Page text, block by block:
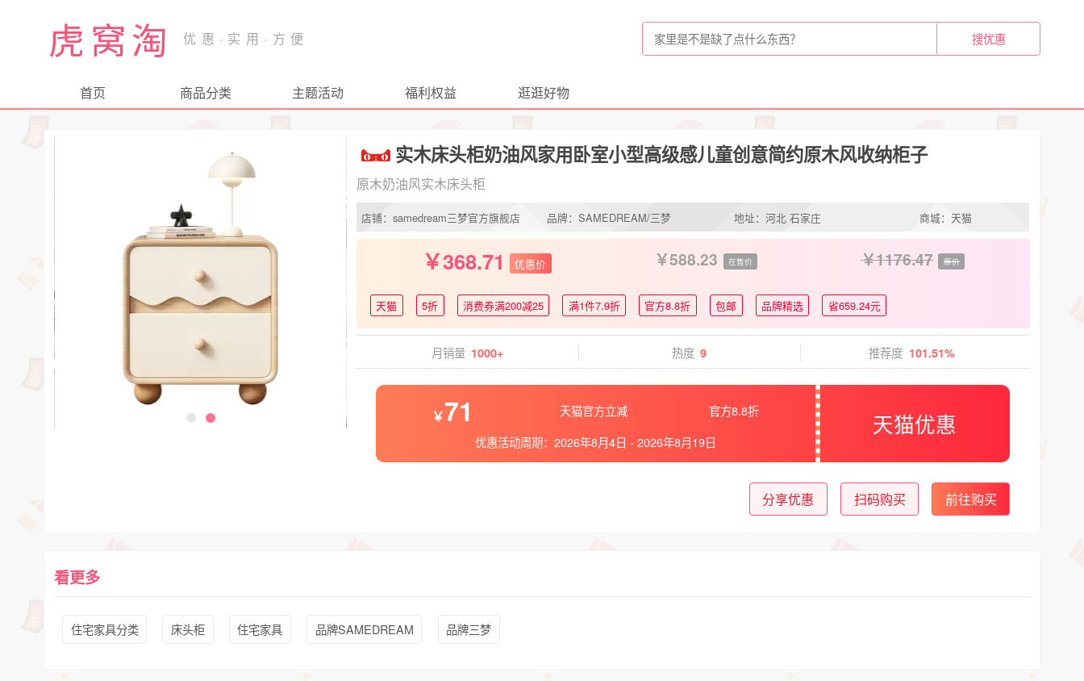
虎窝淘
首页 商品分类 主题活动 福利权益 逛逛好物
实木床头柜奶油风家用卧室小型高级感儿童创意简约原木风收纳柜子
原木奶油风实木床头柜
店铺：samedream三梦官方旗舰店 品牌：SAMEDREAM/三梦 地址：河北 石家庄 商城：天猫
368.71 优惠价 588.23 在售价 1176.47 原价
天猫 5折 消费券满200减25 满1件7.9折 官方8.8折 包邮 品牌精选 省659.24元
月销量 1000+ 热度 9 推荐度 101.51%
71 天猫官方立减
官方8.8折
优惠活动周期： 2026年8月4日 - 2026年8月19日
天猫优惠
分享优惠 扫码购买 前往购买
看更多
住宅家具分类 床头柜 住宅家具 品牌SAMEDREAM 品牌三梦